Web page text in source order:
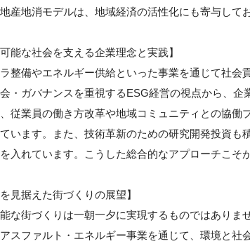
産地消モデルは、地域経済の活性化にも寄与して
可能な社会を支える企業理念と実践】
整備やエネルギー供給といった事業を通じて社
・ガバナンスを重視するESG経営の視点から、
従業員の働き方改革や地域コミュニティとの協
います。また、技術革新のための研究開発投資
入れています。こうした総合的なアプローチこそ
を見据えた街づくりの展望】
な街づくりは一朝一夕に実現するものではありま
スファルト・エネルギー事業を通じて、環境と